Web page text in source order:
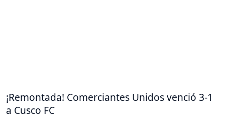
¡Remontada! Comerciantes Unidos venció 3-1
a Cusco FC